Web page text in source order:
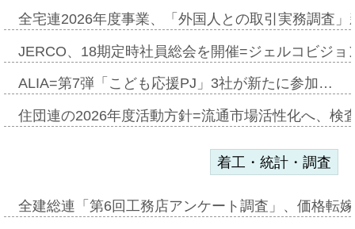
全宅連2026年度事業、「外国人との取引実務調査
JERCO、18期定時社員総会を開催=ジェルコビジ
ALIA=第7弾「こども応援PJ」3社が新たに参加…
住団連の2026年度活動方針=流通市場活性化へ、検
着工・統計・調査
全建総連「第6回工務店アンケート調査」、価格転